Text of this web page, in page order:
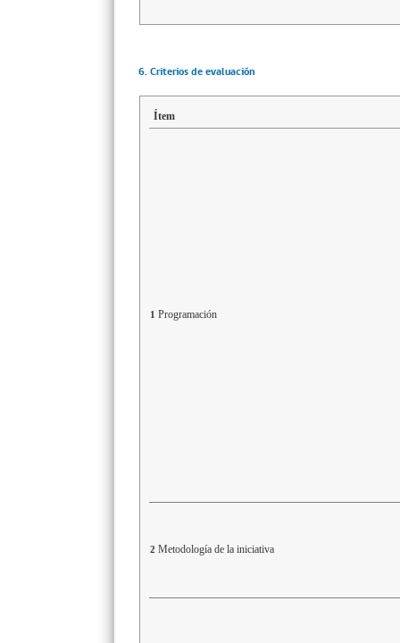
6. Criterios de evaluación
Ítem
1 Programación
2 Metodología de la iniciativa